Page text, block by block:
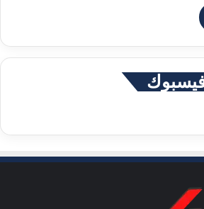
فيسبوك